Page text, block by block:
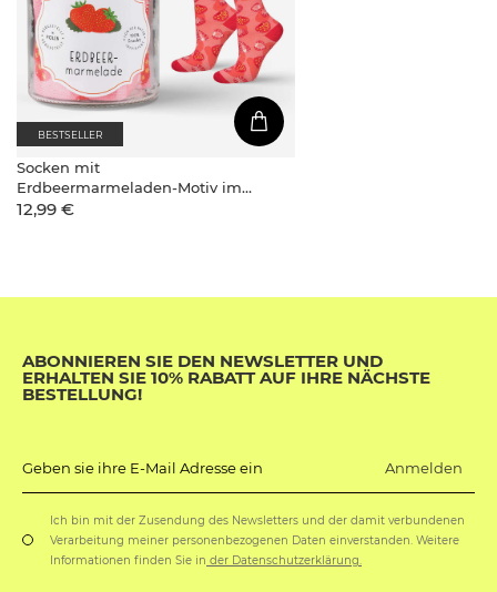
BESTSELLER
Socken mit
Erdbeermarmeladen-Motiv im
Glas
12,99 €
ABONNIEREN SIE DEN NEWSLETTER UND
ERHALTEN SIE 10% RABATT AUF IHRE NÄCHSTE
BESTELLUNG!
Geben sie ihre E-Mail Adresse ein Anmelden
Ich bin mit der Zusendung des Newsletters und der damit verbundenen
Verarbeitung meiner personenbezogenen Daten einverstanden. Weitere
Informationen finden Sie in der Datenschutzerklärung.